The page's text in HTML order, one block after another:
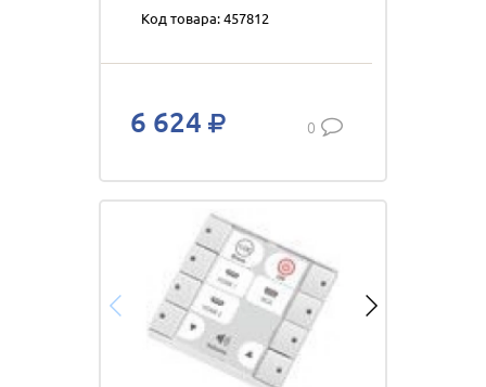
понятное в эксплуатации
видео комплексов. цвет:
Код товара: 457812
6 624 0